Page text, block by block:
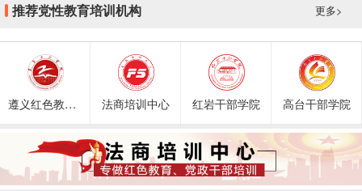
推荐党性教育培训机构 更多>
遵义红色教育培训 法商培训中心 红岩干部学院 高台干部学院